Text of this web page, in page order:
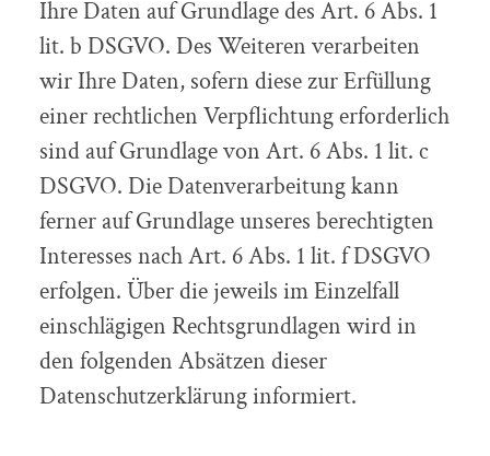
Ihre Daten auf Grundlage des Art. 6 Abs. 1
lit. b DSGVO. Des Weiteren verarbeiten
wir Ihre Daten, sofern diese zur Erfüllung
einer rechtlichen Verpflichtung erforderlich
sind auf Grundlage von Art. 6 Abs. 1 lit. c
DSGVO. Die Datenverarbeitung kann
ferner auf Grundlage unseres berechtigten
Interesses nach Art. 6 Abs. 1 lit. f DSGVO
erfolgen. Über die jeweils im Einzelfall
einschlägigen Rechtsgrundlagen wird in
den folgenden Absätzen dieser
Datenschutzerklärung informiert.